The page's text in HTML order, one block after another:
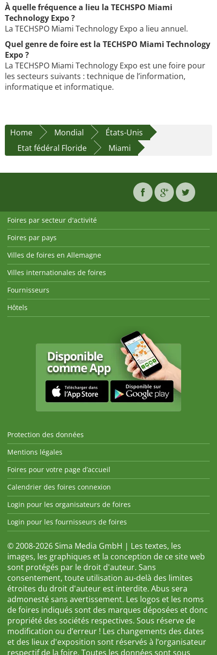
À quelle fréquence a lieu la TECHSPO Miami
Technology Expo ?
La TECHSPO Miami Technology Expo a lieu annuel.
Quel genre de foire est la TECHSPO Miami Technology
Expo ?
La TECHSPO Miami Technology Expo est une foire pour
les secteurs suivants : technique de l’information,
informatique et informatique.
Home Mondial
États-Unis
Etat fédéral Floride
Miami
Foires par secteur d'activité
Foires par pays
Villes de foires en Allemagne
Villes internationales de foires
Fournisseurs
Hôtels
Protection des données
Mentions légales
Foires pour votre page d’accueil
Calendrier des foires connexion
Login pour les organisateurs de foires
Login pour les fournisseurs de foires
© 2008-2026 Sima Media GmbH | Les textes, les
images, les graphiques et la conception de ce site web
sont protégés par le droit d'auteur. Sans
consentement, toute utilisation au-delà des limites
étroites du droit d'auteur est interdite. Abus sera
admonesté sans avertissement. Les logos et les noms
de foires indiqués sont des marques déposées et donc
propriété des sociétés respectives. Sous réserve de
modification ou d’erreur ! Les changements des dates
et des lieux d'exposition sont réservés à l’organisateur
respectif de la foire. Toutes les données sont sous